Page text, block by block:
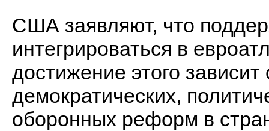
США заявляют, что
интегрироваться в
достижение этого
демократических,
оборонных реформ в